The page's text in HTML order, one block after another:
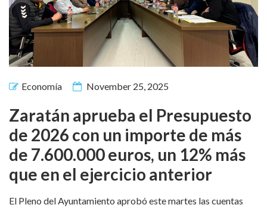
Economía November 25, 2025
Zaratán aprueba el Presupuesto
de 2026 con un importe de más
de 7.600.000 euros, un 12% más
que en el ejercicio anterior
El Pleno del Ayuntamiento aprobó este martes las cuentas